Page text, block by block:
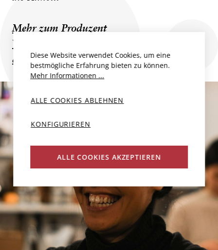
Mehr zum Produzent
Weitere Champagner und Schaumweine
des Produzenten
Diese Website verwendet Cookies, um eine
bestmögliche Erfahrung bieten zu können.
Mehr Informationen ...
ALLE COOKIES ABLEHNEN
KONFIGURIEREN
ALLE COOKIES AKZEPTIEREN